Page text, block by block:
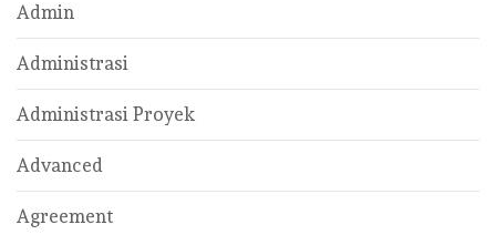
Admin
Administrasi
Administrasi Proyek
Advanced
Agreement